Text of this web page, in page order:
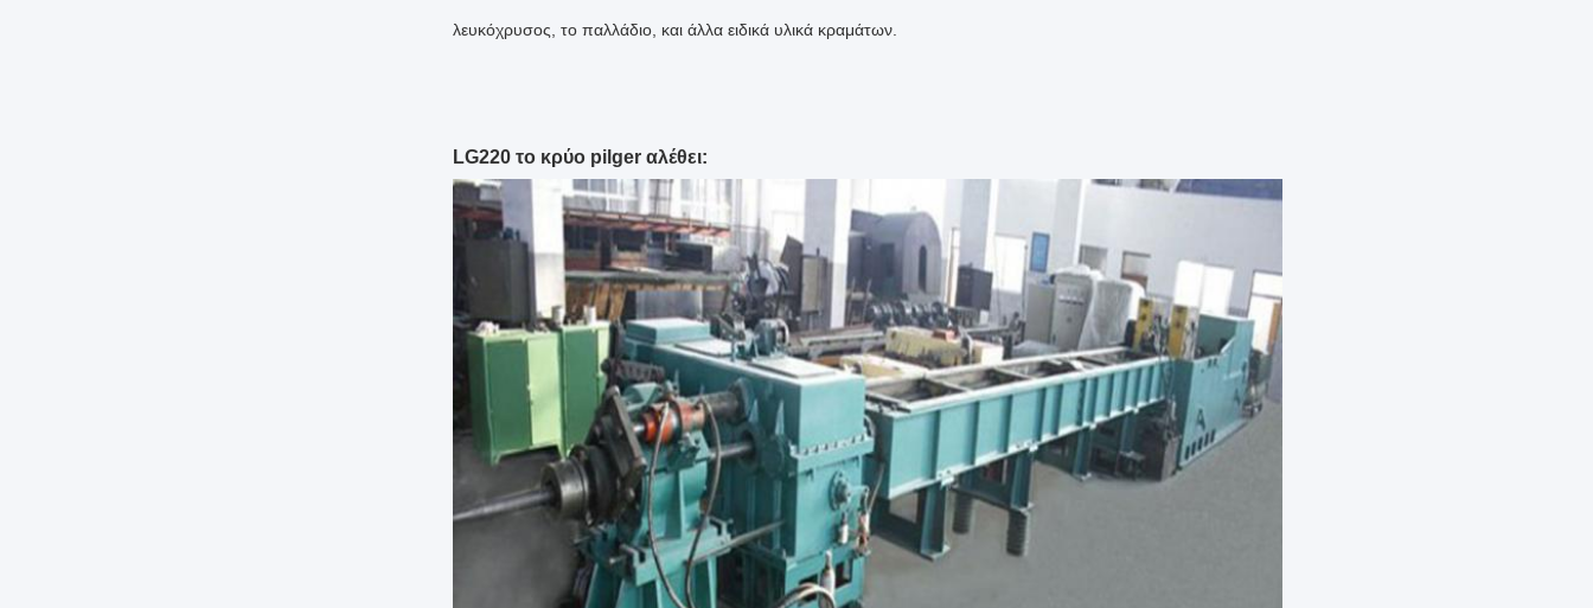
λευκόχρυσος, το παλλάδιο, και άλλα ειδικά υλικά κραμάτων.
LG220 το κρύο pilger αλέθει: